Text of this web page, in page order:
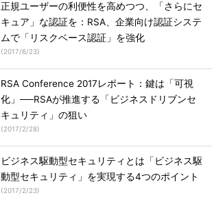
正規ユーザーの利便性を高めつつ、「さらにセ
キュア」な認証を：RSA、企業向け認証システ
ムで「リスクベース認証」を強化
(2017/6/23)
RSA Conference 2017レポート：鍵は「可視
化」──RSAが推進する「ビジネスドリブンセ
キュリティ」の狙い
(2017/2/28)
ビジネス駆動型セキュリティとは「ビジネス駆
動型セキュリティ」を実現する4つのポイント
(2017/2/23)